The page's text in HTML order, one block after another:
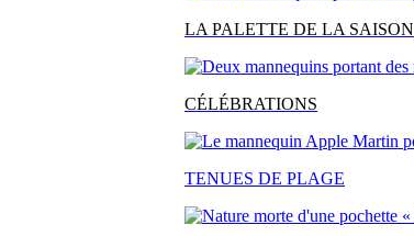
LA PALETTE DE LA SAISON
CÉLÉBRATIONS
TENUES DE PLAGE